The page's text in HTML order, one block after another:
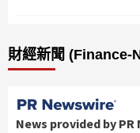
財經新聞 (Finance-
News provided by PR